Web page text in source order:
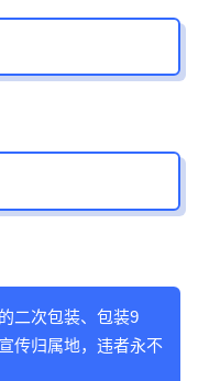
二次包装、包装9
传归属地，违者永不